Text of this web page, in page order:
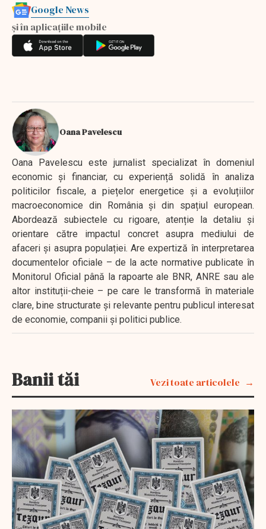
Google News
și în aplicațiile mobile
Oana Pavelescu
Oana Pavelescu este jurnalist specializat în domeniul
economic și financiar, cu experiență solidă în analiza
politicilor fiscale, a piețelor energetice și a evoluțiilor
macroeconomice din România și din spațiul european.
Abordează subiectele cu rigoare, atenție la detaliu și
orientare către impactul concret asupra mediului de
afaceri și asupra populației. Are expertiză în interpretarea
documentelor oficiale – de la acte normative publicate în
Monitorul Oficial până la rapoarte ale BNR, ANRE sau ale
altor instituții-cheie – pe care le transformă în materiale
clare, bine structurate și relevante pentru publicul interesat
de economie, companii și politici publice.
Banii tăi Vezi toate articolele